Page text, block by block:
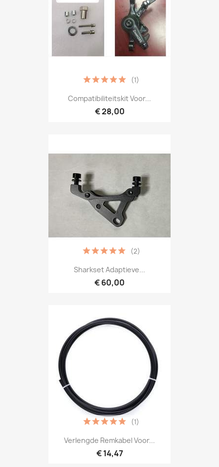
Compatibiliteitskit Voor...
€ 28,00
(1)
Sharkset Adaptieve...
€ 60,00
(2)
Verlengde Remkabel Voor...
€ 14,47
(1)